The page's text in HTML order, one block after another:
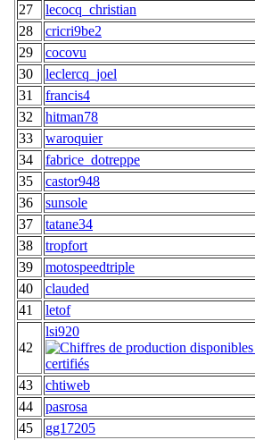
27
lecocq_christian
28
cricri9be2
29
cocovu
30
leclercq_joel
31
francis4
32
hitman78
33
waroquier
34
fabrice_dotreppe
35
castor948
36
sunsole
37
tatane34
38
tropfort
39
motospeedtriple
40
clauded
41
letof
42
lsi920
43
chtiweb
44
pasrosa
45
gg17205